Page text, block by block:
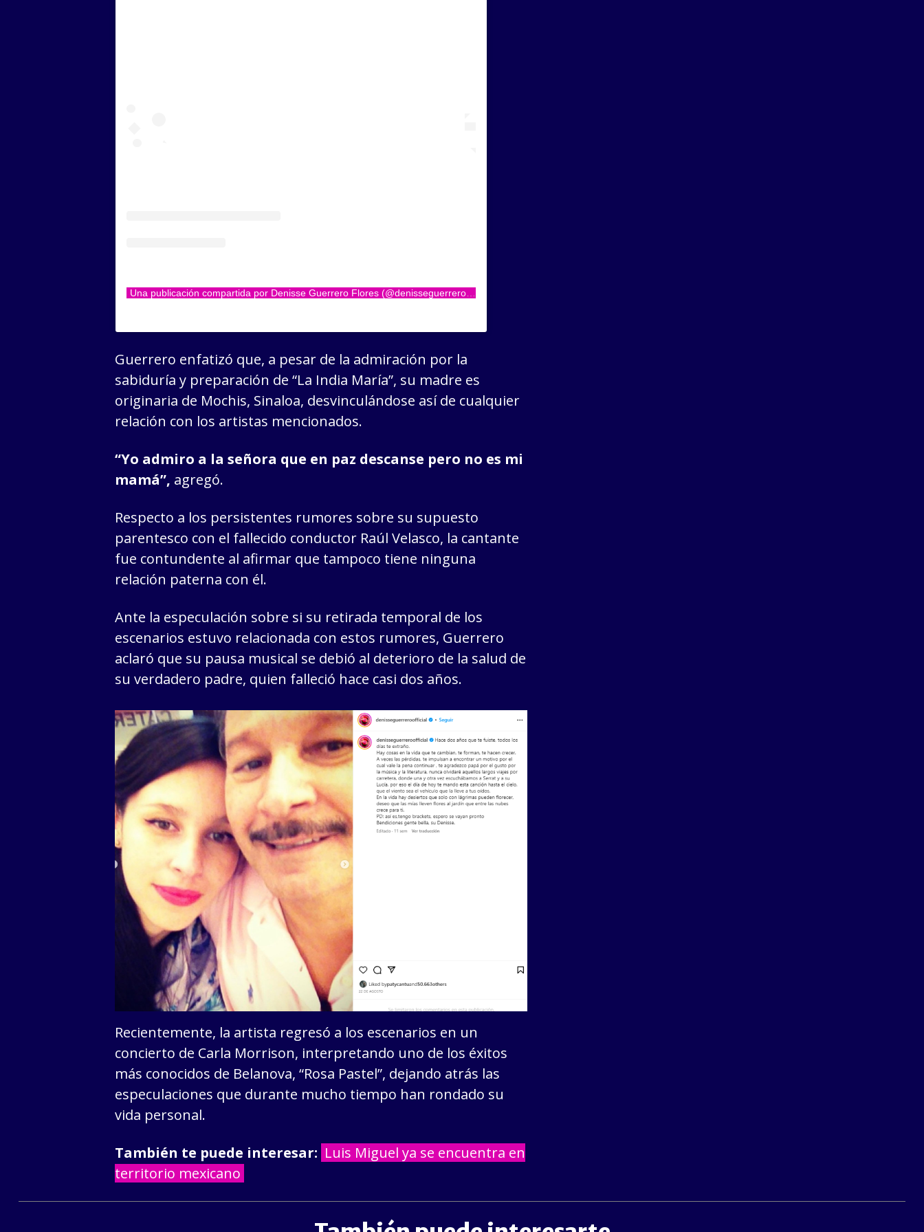
Guerrero enfatizó que, a pesar de la admiración por la
sabiduría y preparación de “La India María”, su madre es
originaria de Mochis, Sinaloa, desvinculándose así de cualquier
relación con los artistas mencionados.
“Yo admiro a la señora que en paz descanse pero no es mi
mamá”, agregó.
Respecto a los persistentes rumores sobre su supuesto
parentesco con el fallecido conductor Raúl Velasco, la cantante
fue contundente al afirmar que tampoco tiene ninguna
relación paterna con él.
Ante la especulación sobre si su retirada temporal de los
escenarios estuvo relacionada con estos rumores, Guerrero
aclaró que su pausa musical se debió al deterioro de la salud de
su verdadero padre, quien falleció hace casi dos años.
Recientemente, la artista regresó a los escenarios en un
concierto de Carla Morrison, interpretando uno de los éxitos
más conocidos de Belanova, “Rosa Pastel”, dejando atrás las
especulaciones que durante mucho tiempo han rondado su
vida personal.
También te puede interesar: Luis Miguel ya se encuentra en
territorio mexicano